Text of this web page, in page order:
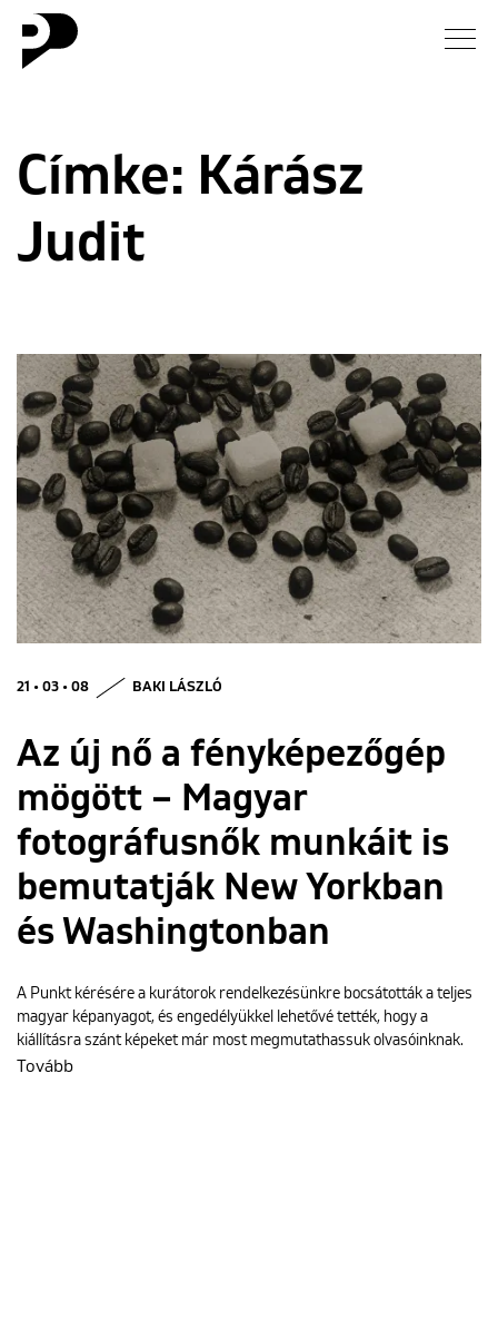
Galéria
Rólunk
ENGLISH
Címke: Kárász
Judit
21 • 03 • 08 BAKI LÁSZLÓ
Az új nő a fényképezőgép
mögött – Magyar
fotográfusnők munkáit is
bemutatják New Yorkban
és Washingtonban
A Punkt kérésére a kurátorok rendelkezésünkre bocsátották a teljes
magyar képanyagot, és engedélyükkel lehetővé tették, hogy a
kiállításra szánt képeket már most megmutathassuk olvasóinknak.
Tovább